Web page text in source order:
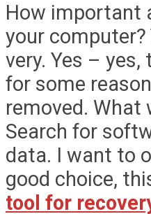
How important
your
very. Yes –
for some
removed. What
Search for
data. I want to
good choice,
tool for